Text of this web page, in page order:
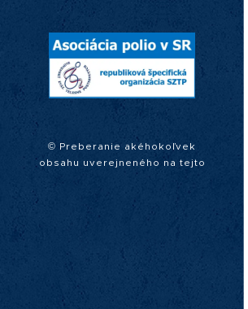
© Preberanie akéhokoľvek
obsahu uverejneného na tejto